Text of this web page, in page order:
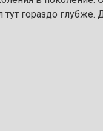
гораздо